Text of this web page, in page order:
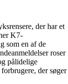
der har et
K7-
som en af de
roser
pålidelige
der søger